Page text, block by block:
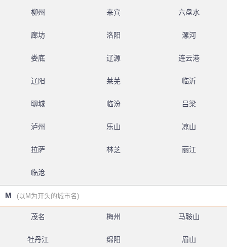
柳州 来宾 六盘水
廊坊 洛阳 漯河
娄底 辽源 连云港
辽阳 莱芜 临沂
聊城 临汾 吕梁
泸州 乐山 凉山
拉萨 林芝 丽江
临沧
M (以M为开头的城市名)
茂名 梅州 马鞍山
牡丹江 绵阳 眉山